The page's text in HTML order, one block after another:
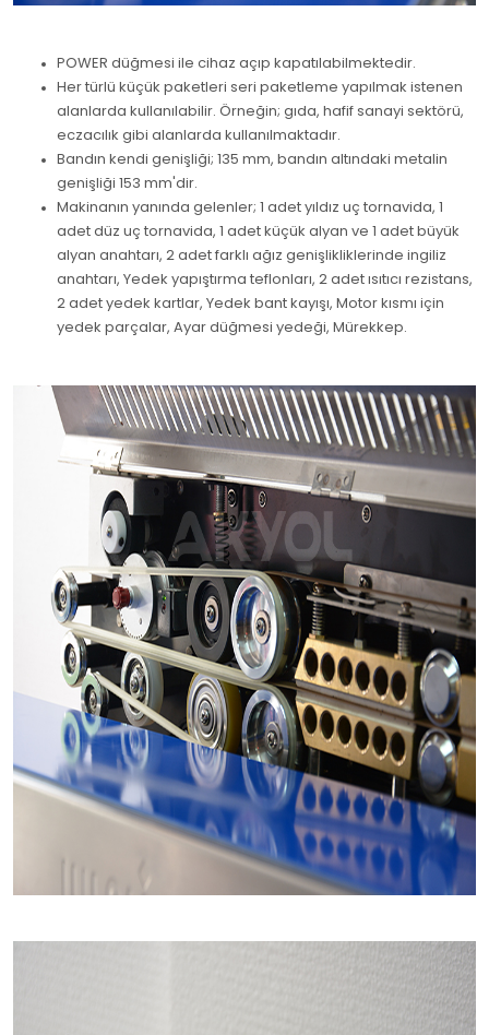
POWER düğmesi ile cihaz açıp kapatılabilmektedir.
Her türlü küçük paketleri seri paketleme yapılmak istenen
alanlarda kullanılabilir. Örneğin; gıda, hafif sanayi sektörü,
eczacılık gibi alanlarda kullanılmaktadır.
Bandın kendi genişliği; 135 mm, bandın altındaki metalin
genişliği 153 mm'dir.
Makinanın yanında gelenler; 1 adet yıldız uç tornavida, 1
adet düz uç tornavida, 1 adet küçük alyan ve 1 adet büyük
alyan anahtarı, 2 adet farklı ağız genişlikliklerinde ingiliz
anahtarı, Yedek yapıştırma teflonları, 2 adet ısıtıcı rezistans,
2 adet yedek kartlar, Yedek bant kayışı, Motor kısmı için
yedek parçalar, Ayar düğmesi yedeği, Mürekkep.